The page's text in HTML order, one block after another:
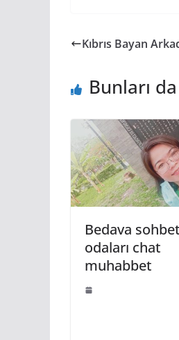
Kıbrıs Bayan
Bunları
Bedava sohbet
odaları chat
muhabbet